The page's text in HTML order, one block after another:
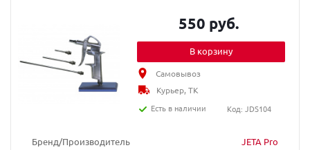
Бренд/Производитель JETA Pro
550 руб.
В корзину
Самовывоз
Курьер, ТК
Есть в наличии
Код: JDS104